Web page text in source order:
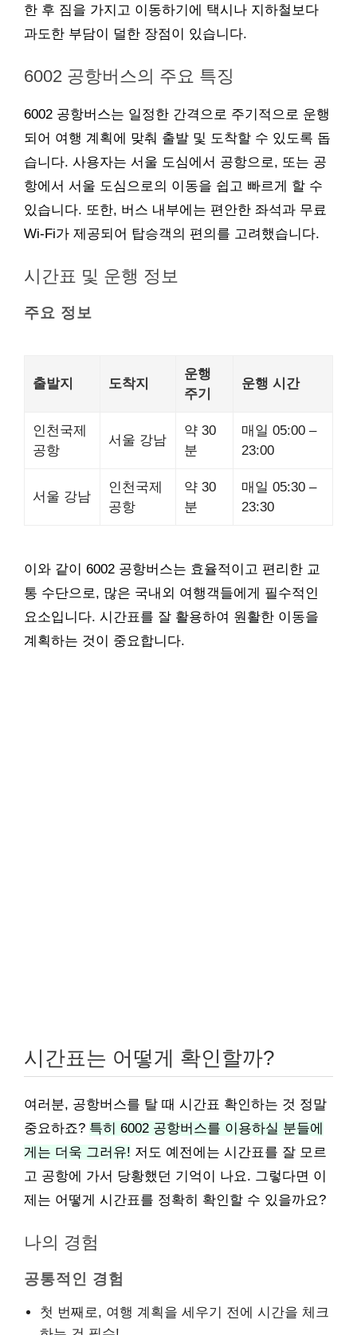
한 후 짐을 가지고 이동하기에 택시나 지하철보다
과도한 부담이 덜한 장점이 있습니다.
6002 공항버스의 주요 특징
6002 공항버스는 일정한 간격으로 주기적으로 운행
되어 여행 계획에 맞춰 출발 및 도착할 수 있도록 돕
습니다. 사용자는 서울 도심에서 공항으로, 또는 공
항에서 서울 도심으로의 이동을 쉽고 빠르게 할 수
있습니다. 또한, 버스 내부에는 편안한 좌석과 무료
Wi-Fi가 제공되어 탑승객의 편의를 고려했습니다.
시간표 및 운행 정보
주요 정보
출발지 도착지
운행
주기
운행 시간
인천국제
공항
서울 강남
약 30
분
매일 05:00 –
23:00
서울 강남
인천국제
공항
약 30
분
매일 05:30 –
23:30
이와 같이 6002 공항버스는 효율적이고 편리한 교
통 수단으로, 많은 국내외 여행객들에게 필수적인
요소입니다. 시간표를 잘 활용하여 원활한 이동을
계획하는 것이 중요합니다.
시간표는 어떻게 확인할까?
여러분, 공항버스를 탈 때 시간표 확인하는 것 정말
중요하죠? 특히 6002 공항버스를 이용하실 분들에
게는 더욱 그러유! 저도 예전에는 시간표를 잘 모르
고 공항에 가서 당황했던 기억이 나요. 그렇다면 이
제는 어떻게 시간표를 정확히 확인할 수 있을까요?
나의 경험
공통적인 경험
첫 번째로, 여행 계획을 세우기 전에 시간을 체크